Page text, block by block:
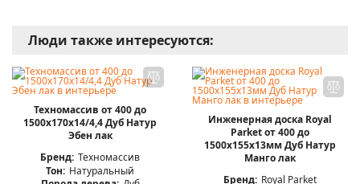
Люди также интересуются:
Техномассив от 400 до
1500х170х14/4,4 Дуб Натур
Эбен лак
Бренд: Техномассив
Тон: Натуральный
Инженерная доска Royal
Parket от 400 до
1500х155х13мм Дуб Натур
Манго лак
Бренд: Royal Parket